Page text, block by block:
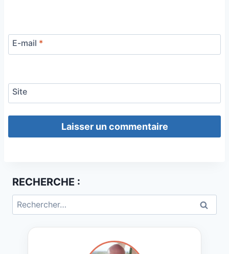
E-mail *
Site
RECHERCHE :
Rechercher :